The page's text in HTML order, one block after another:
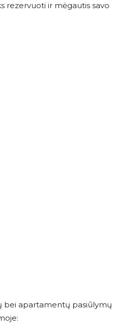
rezervuoti ir mėgautis savo
bei apartamentų pasiūlymų